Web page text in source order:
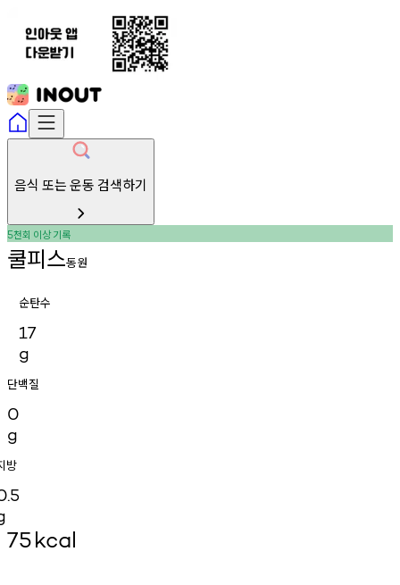
음식 또는 운동 검색하기
5천회 이상기록
쿨피스동원
순탄수
17
g
단백질
0
g
방
75kcal